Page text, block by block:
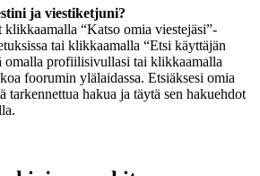
ja viestiketjuni?
klikkaamalla “Katso omia viestejäsi”-
tai klikkaamalla “Etsi käyttäjän
omalla profiilisivullasi tai klikkaamalla
foorumin ylälaidassa. Etsiäksesi omia
tarkennettua hakua ja täytä sen hakuehdot